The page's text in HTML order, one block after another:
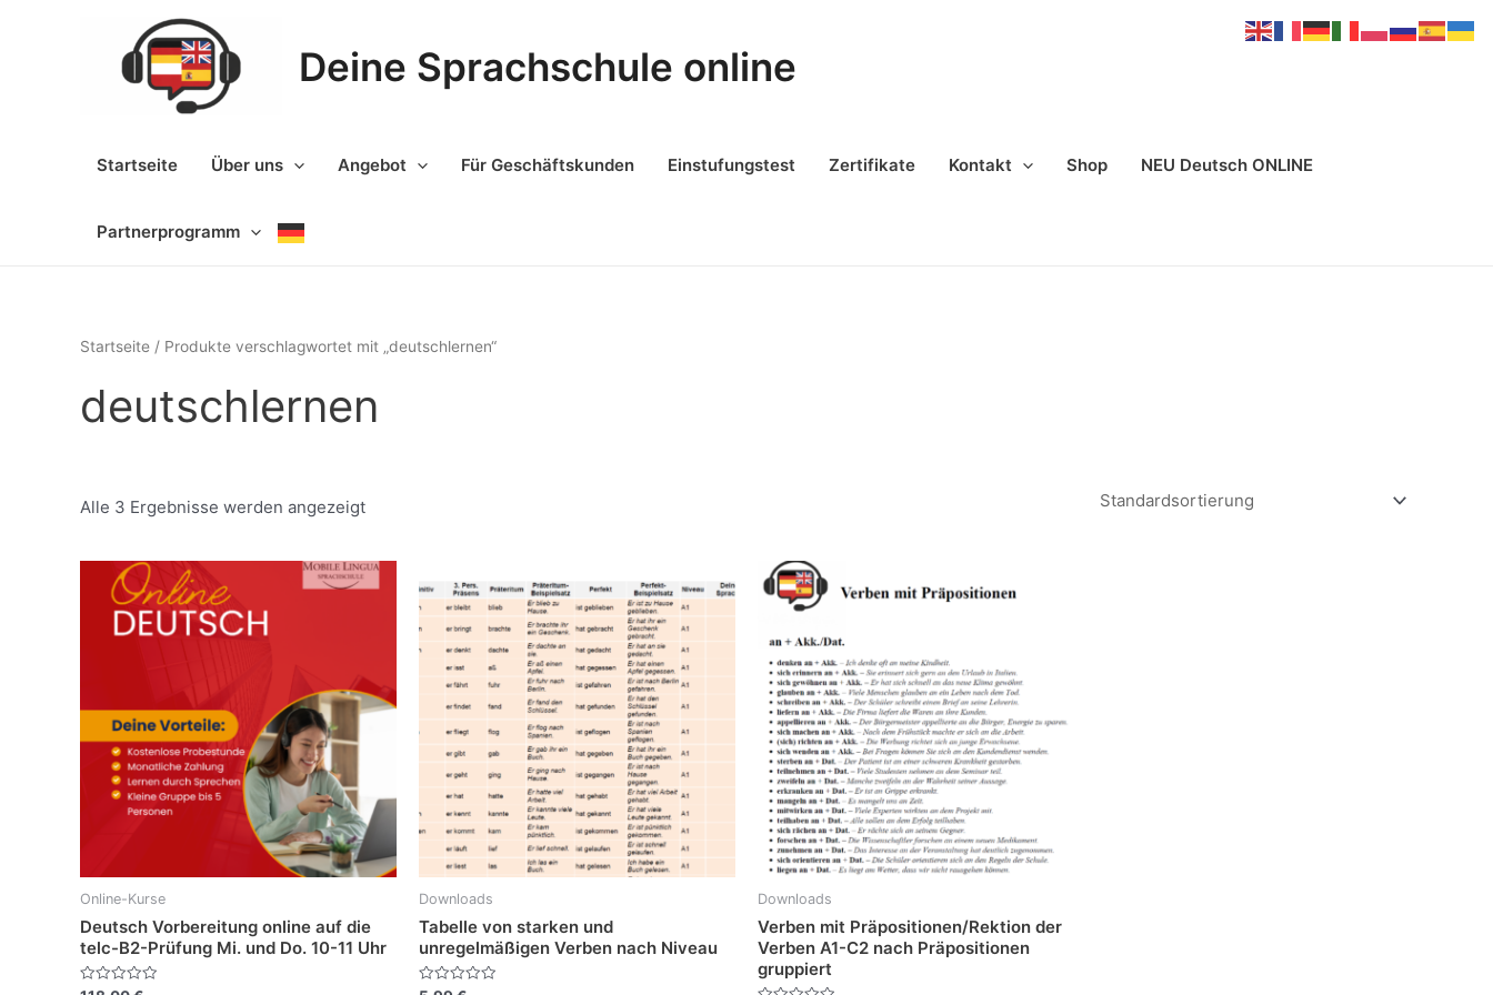
Deine Sprachschule online
Startseite Über uns Angebot Für Geschäftskunden Einstufungstest Zertifikate Kontakt Shop NEU Deutsch ONLINE
Partnerprogramm
Startseite / Produkte verschlagwortet mit „deutschlernen“
deutschlernen
Alle 3 Ergebnisse werden angezeigt
Online-Kurse
Deutsch Vorbereitung online auf die
telc-B2-Prüfung Mi. und Do. 10-11 Uhr
Downloads
Tabelle von starken und
unregelmäßigen Verben nach Niveau
Downloads
Verben mit Präpositionen/Rektion der
Verben A1-C2 nach Präpositionen
gruppiert